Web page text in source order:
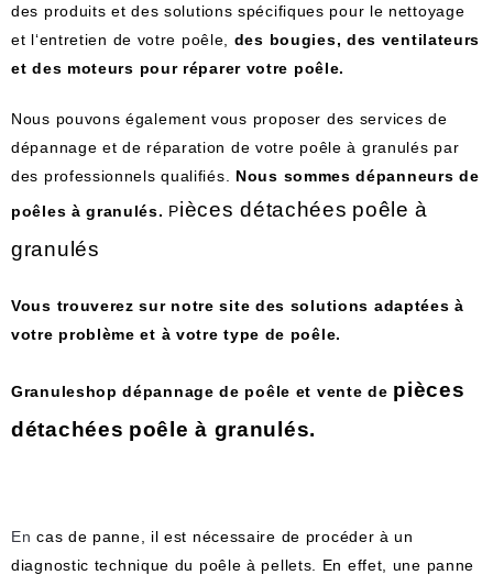
des produits et des solutions spécifiques pour le nettoyage
et l‘entretien de votre poêle des bougies, des ventilateurs
et des moteurs pourréparervotre poêle.
Nous pouvons également vous proposer des services de
dépannage et de réparation de votre poêle à granulés par
des professionnels qualifiés. Nous sommes dépanneurs de
poêles à granulés. Pièces détachées poêle à
granulés
Vous trouverez sur notre site des solutions adaptées à
votre problème et à votre type de poêle.
Granuleshop dépannage de poêle et vente de pièces
détachées poêle à granulés.
En cas de panne il est nécessaire de procéder à un
diagnostic technique du poêle à pellets En effet une panne